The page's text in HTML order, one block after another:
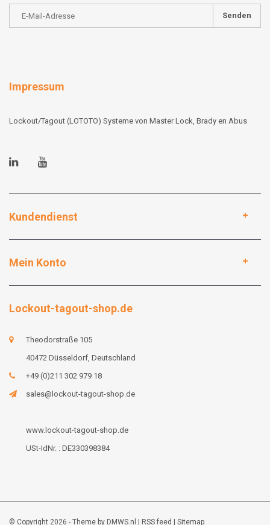
Senden
Impressum
Lockout/Tagout (LOTOTO) Systeme von Master Lock, Brady en Abus
Kundendienst
Mein Konto
Lockout-tagout-shop.de
Theodorstraße 105
40472 Düsseldorf, Deutschland
+49 (0)211 302 979 18
sales@lockout-tagout-shop.de
www.lockout-tagout-shop.de
USt-IdNr. : DE330398384
© Copyright 2026 - Theme by DMWS.nl RSS feed Sitemap